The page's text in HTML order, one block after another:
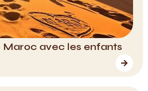
Maroc avec les enfants